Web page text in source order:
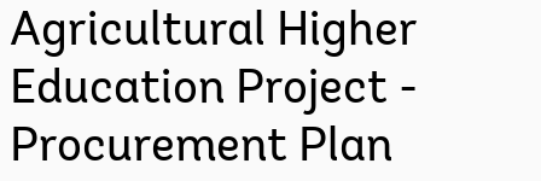
Agricultural Higher
Education Project -
Procurement Plan